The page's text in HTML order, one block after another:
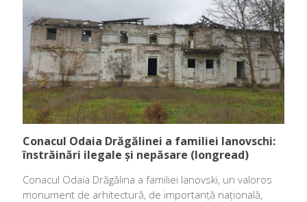
Conacul Odaia Drăgălinei a familiei Ianovschi:
înstrăinări ilegale și nepăsare (longread)
Conacul Odaia Drăgălina a familiei Ianovski, un valoros
monument de arhitectură, de importanță națională,